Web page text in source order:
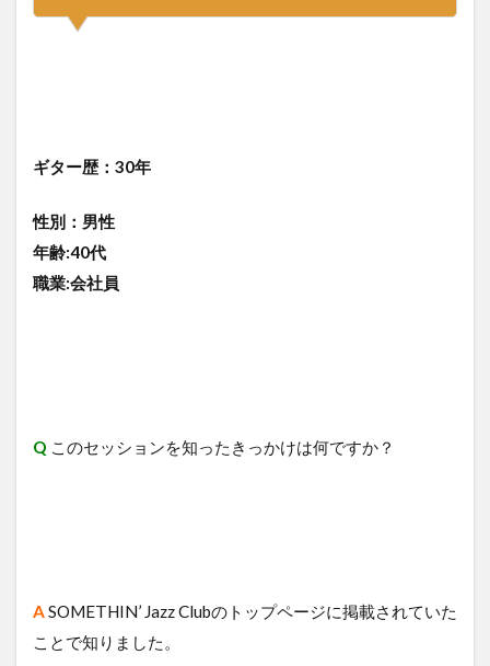
ギター歴：30年
性別：男性
年齢:40代
職業:会社員
Q このセッションを知ったきっかけは何ですか？
A​SOMETHIN’ Jazz Clubのトップページに掲載されていた
ことで知りました。